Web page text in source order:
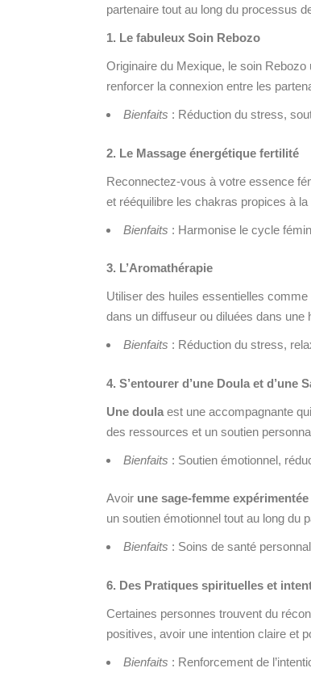
partenaire tout au long du processus
1. Le fabuleux Soin Rebozo
Originaire du Mexique, le soin
renforcer la connexion entre les
Bienfaits : Réduction du stress,
2. Le Massage énergétique fertilité
Reconnectez-vous à votre essence
et rééquilibre les chakras propices à
Bienfaits : Harmonise le cycle
3. L’Aromathérapie
Utiliser des huiles essentielles
dans un diffuseur ou diluées dans
Bienfaits : Réduction du stress,
4. S’entourer d’une Doula et d’une
Une doula est une accompagnante
des ressources et un soutien
Bienfaits : Soutien émotionnel,
Avoir une sage-femme expérimentée
un soutien émotionnel tout au long du
Bienfaits : Soins de santé
6. Des Pratiques spirituelles et
Certaines personnes trouvent du
positives, avoir une intention claire et
Bienfaits : Renforcement de